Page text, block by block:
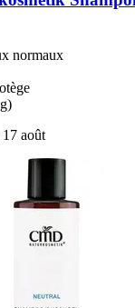
normaux
août